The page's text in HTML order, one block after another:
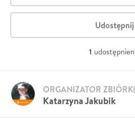
Udostępnij
1
Katarzyna Jakubik
ORGANIZATOR ZBIÓRKI